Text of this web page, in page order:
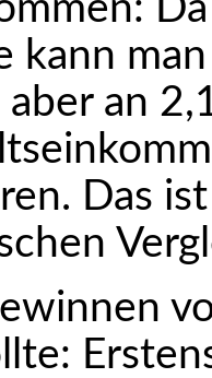
kann
an
Das